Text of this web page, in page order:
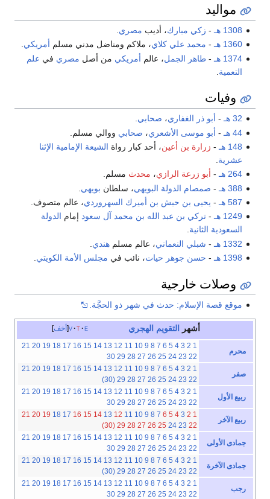
مواليد
1308 هـ - زكي مبارك، أديب مصري
1360 هـ
- محمد علي كلاي، ملاكم ومناضل مدني مسلم أمريكي.
1374 هـ
-طاهر الجمل، عالم أمريكي من أصل مصري في علم
التعمية
وفيات
32 هـ - أبو ذر الغفاري، صحابي
44 هـ
- أبو موسى الأشعري، صحابي ووالي مسلم.
148 هـ
- زرارة بن أعين، أحد كبار رواة الشيعة الإمامية الإثنا
عشرية
264 هـ
- أبو زرعة الرازي، محدث مسلم.
388 هـ
- صمصام الدولة البويهي، سلطان بويهي
587 هـ
- يحيى بن حبش بن أميرك السهروردي، عالم متصوف.
1249 هـ
-تركي بن عبد الله بن محمد آل سعود إمام الدولة
السعودية الثانية.
1332 هـ
- شبلي النعماني، عالم مسلمهندي
1398 هـ
- حسن جوهر حيات، نائب في مجلس الأمة الكويتي.
وصلات خارجية
موقع قصة الإسلام: حدث في شهر ذو الحجَّة.
أخف v t e أشهر التقويم الهجري
محرم
1
2
3
4
5
6
7
8
9
10
11
12
13
14
15
16
17
18
19
20
21
22
23
24
25
26
27
28
29
30
صفر
1
2
3
4
5
6
7
8
9
10
11
12
13
14
15
16
17
18
19
20
21
22
23
24
25
26
27
28
29
(30)
ربيع الأول
1
2
3
4
5
6
7
8
9
10
11
12
13
14
15
16
17
18
19
20
21
22
23
24
25
26
27
28
29
30
ربيع الآخر
1
2
3
4
5
6
7
8
9
10
11
12
13
14
15
16
17
18
19
20
21
22
23
24
25
26
27
28
29
(30)
جمادى الأولى
1
2
3
4
5
6
7
8
9
10
11
12
13
14
15
16
17
18
19
20
21
22
23
24
25
26
27
28
29
30
جمادى الآخرة
1
2
3
4
5
6
7
8
9
10
11
12
13
14
15
16
17
18
19
20
21
22
23
24
25
26
27
28
29
(30)
رجب
1
2
3
4
5
6
7
8
9
10
11
12
13
14
15
16
17
18
19
20
21
22
23
24
25
26
27
28
29
30